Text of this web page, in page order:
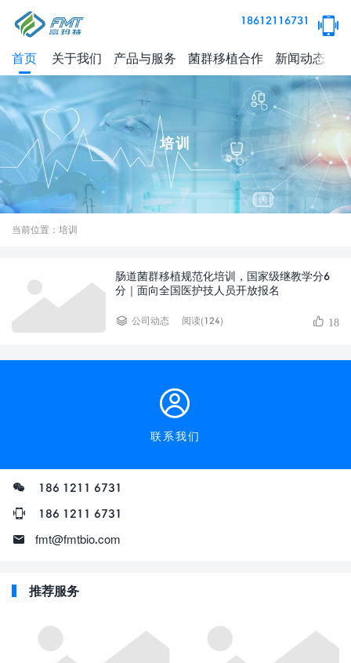
18612116731
首页 关于我们 产品与服务 菌群移植合作 新闻动态
培训
当前位置：培训
肠道菌群移植规范化培训，国家级继教学分6
分｜面向全国医护技人员开放报名
公司动态 阅读(124) 18
联系我们
186 1211 6731
186 1211 6731
fmt@fmtbio.com
推荐服务